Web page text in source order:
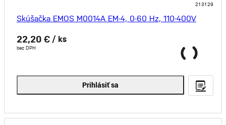
213129
Skúšačka EMOS M0014A EM-4, 0-60 Hz, 110-400V
22,20 € / ks
bez DPH
Prihlásiť sa